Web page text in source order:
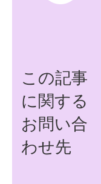
この記事
に関する
お問い合
わせ先